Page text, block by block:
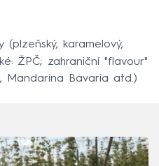
(plzeňský, karamelový,
ŽPČ; zahraniční "flavour"
Mandarina Bavaria atd.)